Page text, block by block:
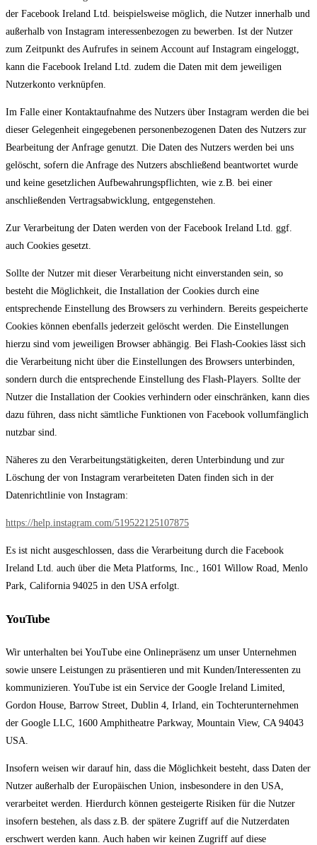
der Facebook Ireland Ltd. beispielsweise möglich, die Nutzer innerhalb und
außerhalb von Instagram interessenbezogen zu bewerben. Ist der Nutzer
zum Zeitpunkt des Aufrufes in seinem Account auf Instagram eingeloggt,
kann die Facebook Ireland Ltd. zudem die Daten mit dem jeweiligen
Nutzerkonto verknüpfen.
Im Falle einer Kontaktaufnahme des Nutzers über Instagram werden die bei
dieser Gelegenheit eingegebenen personenbezogenen Daten des Nutzers zur
Bearbeitung der Anfrage genutzt. Die Daten des Nutzers werden bei uns
gelöscht, sofern die Anfrage des Nutzers abschließend beantwortet wurde
und keine gesetzlichen Aufbewahrungspflichten, wie z.B. bei einer
anschließenden Vertragsabwicklung, entgegenstehen.
Zur Verarbeitung der Daten werden von der Facebook Ireland Ltd. ggf.
auch Cookies gesetzt.
Sollte der Nutzer mit dieser Verarbeitung nicht einverstanden sein, so
besteht die Möglichkeit, die Installation der Cookies durch eine
entsprechende Einstellung des Browsers zu verhindern. Bereits gespeicherte
Cookies können ebenfalls jederzeit gelöscht werden. Die Einstellungen
hierzu sind vom jeweiligen Browser abhängig. Bei Flash-Cookies lässt sich
die Verarbeitung nicht über die Einstellungen des Browsers unterbinden,
sondern durch die entsprechende Einstellung des Flash-Players. Sollte der
Nutzer die Installation der Cookies verhindern oder einschränken, kann dies
dazu führen, dass nicht sämtliche Funktionen von Facebook vollumfänglich
nutzbar sind.
Näheres zu den Verarbeitungstätigkeiten, deren Unterbindung und zur
Löschung der von Instagram verarbeiteten Daten finden sich in der
Datenrichtlinie von Instagram:
https://help.instagram.com/519522125107875
Es ist nicht ausgeschlossen, dass die Verarbeitung durch die Facebook
Ireland Ltd. auch über die Meta Platforms, Inc., 1601 Willow Road, Menlo
Park, California 94025 in den USA erfolgt.
YouTube
Wir unterhalten bei YouTube eine Onlinepräsenz um unser Unternehmen
sowie unsere Leistungen zu präsentieren und mit Kunden/Interessenten zu
kommunizieren. YouTube ist ein Service der Google Ireland Limited,
Gordon House, Barrow Street, Dublin 4, Irland, ein Tochterunternehmen
der Google LLC, 1600 Amphitheatre Parkway, Mountain View, CA 94043
USA.
Insofern weisen wir darauf hin, dass die Möglichkeit besteht, dass Daten der
Nutzer außerhalb der Europäischen Union, insbesondere in den USA,
verarbeitet werden. Hierdurch können gesteigerte Risiken für die Nutzer
insofern bestehen, als dass z.B. der spätere Zugriff auf die Nutzerdaten
erschwert werden kann. Auch haben wir keinen Zugriff auf diese